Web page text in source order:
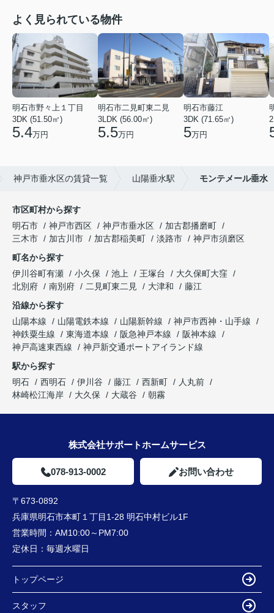
よく見られている物件
明石市野々上１丁目
3DK (51.50㎡)
5.4万円
明石市二見町東二見
3LDK (56.00㎡)
5.5万円
明石市藤江
3DK (71.65㎡)
5万円
神戸市垂水区の賃貸一覧 山陽垂水駅 モンテメール垂水
市区町村から探す
明石市
神戸市西区 神戸市垂水区
加古郡播磨町
三木市
加古川市 加古郡稲美町 淡路市
神戸市須磨区
町名から探す
伊川谷町有瀬
小久保 池上 王塚台
大久保町大窪
北別府
南別府 二見町東二見 大津和
藤江
沿線から探す
山陽本線
山陽電鉄本線 山陽新幹線
神戸市西神・山手線
神鉄粟生線
東海道本線 阪急神戸本線
阪神本線
神戸高速東西線
神戸新交通ポートアイランド線
駅から探す
明石
西明石 伊川谷 藤江 西新町
人丸前
林崎松江海岸
大久保 大蔵谷 朝霧
株式会社サポートホームサービス
078-913-0002 お問い合わせ
〒673-0892
兵庫県明石市本町１丁目1-28 明石中村ビル1F
営業時間： AM10:00～PM7:00
定休日： 毎週水曜日
トップページ
スタッフ